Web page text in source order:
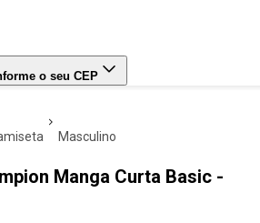
o seu CEP
masculino
Manga Curta Basic -